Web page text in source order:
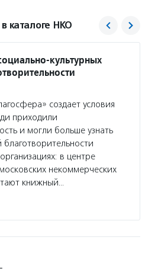
каталоге НКО
культурных
создает условия
приходили
и могли больше узнать
в центре
некоммерческих
книжный…